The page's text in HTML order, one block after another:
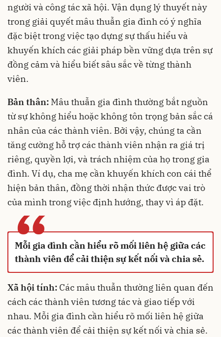
người và công tác xã hội. Vận dụng lý thuyết này
trong giải quyết mâu thuẫn gia đình có ý nghĩa
đặc biệt trong việc tạo dựng sự thấu hiểu và
khuyến khích các giải pháp bền vững dựa trên sự
đồng cảm và hiểu biết sâu sắc về từng thành
viên.
Bản thân: Mâu thuẫn gia đình thường bắt nguồn
từ sự không hiểu hoặc không tôn trọng bản sắc cá
nhân của các thành viên. Bởi vậy, chúng ta cần
tăng cường hỗ trợ các thành viên nhận ra giá trị
riêng, quyền lợi, và trách nhiệm của họ trong gia
đình. Ví dụ, cha mẹ cần khuyến khích con cái thể
hiện bản thân, đồng thời nhận thức được vai trò
của mình trong việc định hướng, thay vì áp đặt.
“
Mỗi gia đình cần hiểu rõ mối liên hệ giữa các
thành viên để cải thiện sự kết nối và chia sẻ.
Xã hội tính: Các mâu thuẫn thường liên quan đến
cách các thành viên tương tác và giao tiếp với
nhau. Mỗi gia đình cần hiểu rõ mối liên hệ giữa
các thành viên để cải thiện sự kết nối và chia sẻ.